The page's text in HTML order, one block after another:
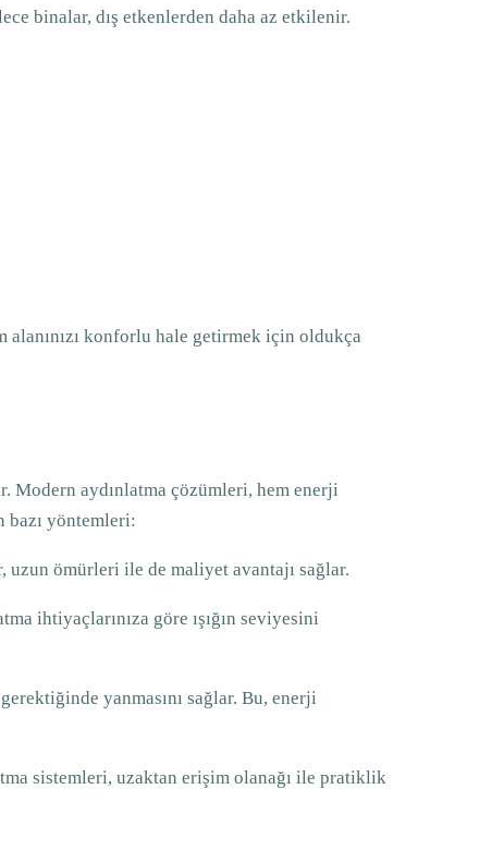
binalar, dış etkenlerden daha az etkilenir.
alanınızı konforlu hale getirmek için oldukça
Modern aydınlatma çözümleri, hem enerji
bazı yöntemleri:
uzun ömürleri ile de maliyet avantajı sağlar.
ihtiyaçlarınıza göre ışığın seviyesini
yanmasını sağlar. Bu, enerji
sistemleri, uzaktan erişim olanağı ile pratiklik